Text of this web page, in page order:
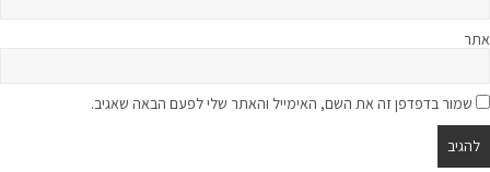
אתר
שמור בדפדפן זה את השם, האימייל והאתר שלי לפעם הבאה שאגיב.